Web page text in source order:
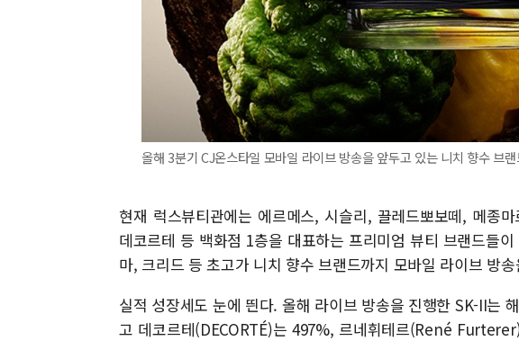
올해 3분기 CJ온스타일 모바일 라이브 방송을 앞두고 있는 니치 향수 브
현재 럭스뷰티관에는 에르메스, 시슬리, 끌레드뽀보떼, 메종
데코르테 등 백화점 1층을 대표하는 프리미엄 뷰티 브랜드들
마, 크리드 등 초고가 니치 향수 브랜드까지 모바일 라이브 방
실적 성장세도 눈에 띈다. 올해 라이브 방송을 진행한 SK-II는
고 데코르테(DECORTÉ)는 497%, 르네휘테르(René